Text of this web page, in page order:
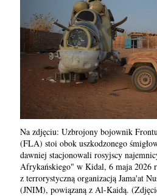
Na zdjęciu: Uzbrojony bojownik
(FLA) stoi obok uszkodzonego
dawniej stacjonowali rosyjscy
Afrykańskiego" w Kidal, 6 maja 2026
z terrorystyczną organizacją Jama'at
(JNIM), powiązaną z Al-Kaidą.